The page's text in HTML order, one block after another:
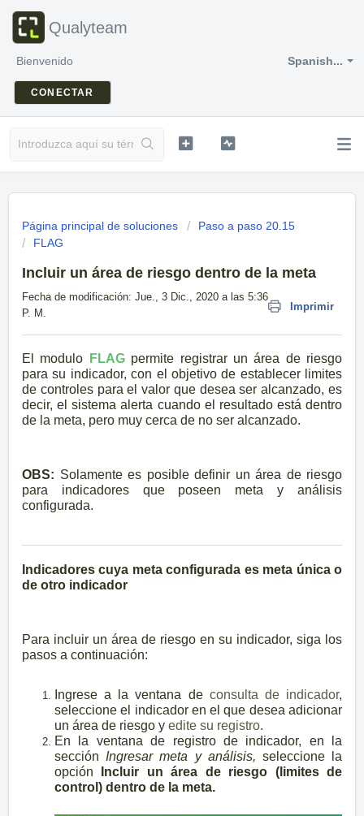
Qualyteam
Spanish...
Bienvenido
CONECTAR
Página principal de soluciones
Paso a paso 20.15
FLAG
Incluir un área de riesgo dentro de la meta
Imprimir
Fecha de modificación: Jue., 3 Dic., 2020 a las 5:36
P. M.
El modulo FLAG permite registrar un área de riesgo
para su indicador, con el objetivo de establecer limites
de controles para el valor que desea ser alcanzado, es
decir, el sistema alerta cuando el resultado está dentro
de la meta, pero muy cerca de no ser alcanzado.
OBS: Solamente es posible definir un área de riesgo
para indicadores que poseen meta y análisis
configurada.
Indicadores cuya meta configurada es meta únicao
de otro indicador
Para incluir un área de riesgo en su indicador, siga los
pasos a continuación:
Ingrese a la ventana de consulta de indicador,
seleccione el indicador en el que desea adicionar
un área de riesgo y edite su registro.
En la ventana de registro de indicador, en la
sección Ingresar meta y análisis, seleccione la
opción
Incluir un área de riesgo (limites de
control) dentro de la meta.